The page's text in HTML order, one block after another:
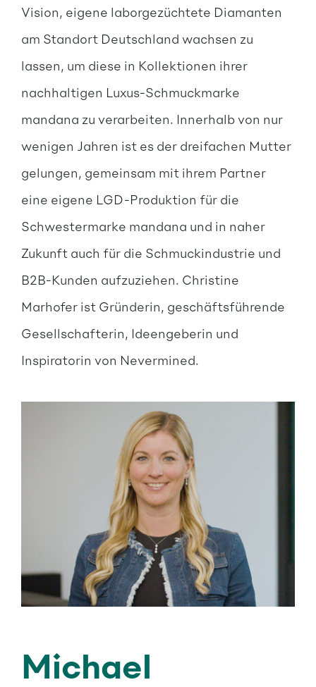
Vision, eigene laborgezüchtete Diamanten
am Standort Deutschland wachsen zu
lassen, um diese in Kollektionen ihrer
nachhaltigen Luxus-Schmuckmarke
mandana zu verarbeiten. Innerhalb von nur
wenigen Jahren ist es der dreifachen Mutter
gelungen, gemeinsam mit ihrem Partner
eine eigene LGD-Produktion für die
Schwestermarke mandana und in naher
Zukunft auch für die Schmuckindustrie und
B2B-Kunden aufzuziehen. Christine
Marhofer ist Gründerin, geschäftsführende
Gesellschafterin, Ideengeberin und
Inspiratorin von Nevermined.
Michael